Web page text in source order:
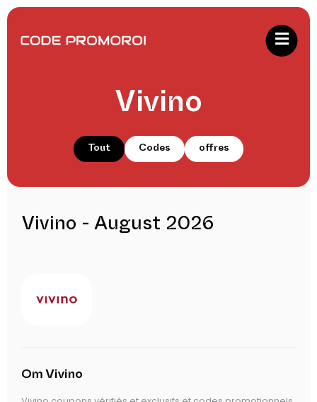
Vivino
Tout Codes offres
Vivino - August 2026
Om Vivino